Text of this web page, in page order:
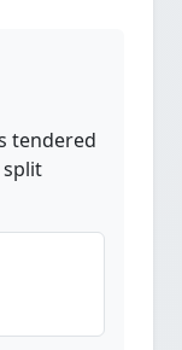
tendered
split